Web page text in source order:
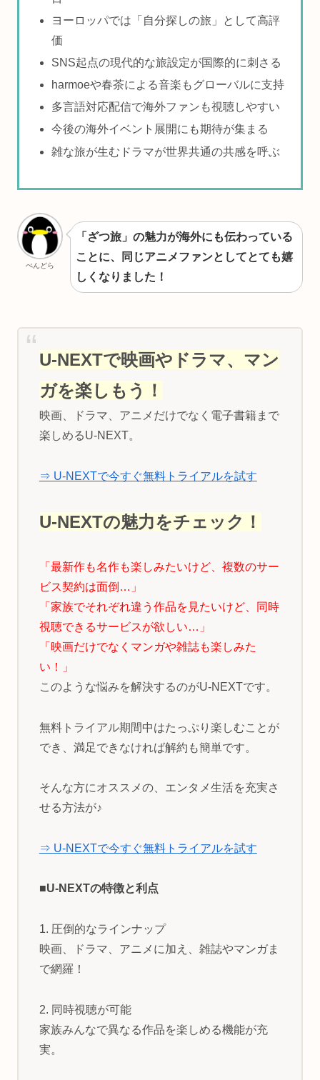
ヨーロッパでは「自分探しの旅」として高評
価
SNS起点の現代的な旅設定が国際的に刺さる
harmoeや春茶による音楽もグローバルに支持
多言語対応配信で海外ファンも視聴しやすい
今後の海外イベント展開にも期待が集まる
雑な旅が生むドラマが世界共通の共感を呼ぶ
ぺんどら
「ざつ旅」の魅力が海外にも伝わっている
ことに、同じアニメファンとしてとても嬉
しくなりました！
U-NEXTで映画やドラマ、マン
ガを楽しもう！
映画、ドラマ、アニメだけでなく電子書籍まで
楽しめるU-NEXT。
⇒ U-NEXTで今すぐ無料トライアルを試す
U-NEXTの魅力をチェック！
「最新作も名作も楽しみたいけど、複数のサー
ビス契約は面倒…」
「家族でそれぞれ違う作品を見たいけど、同時
視聴できるサービスが欲しい…」
「映画だけでなくマンガや雑誌も楽しみた
い！」
このような悩みを解決するのがU-NEXTです。
無料トライアル期間中はたっぷり楽しむことが
でき、満足できなければ解約も簡単です。
そんな方にオススメの、エンタメ生活を充実さ
せる方法が♪
⇒ U-NEXTで今すぐ無料トライアルを試す
■U-NEXTの特徴と利点
1. 圧倒的なラインナップ
映画、ドラマ、アニメに加え、雑誌やマンガま
で網羅！
2. 同時視聴が可能
家族みんなで異なる作品を楽しめる機能が充
実。